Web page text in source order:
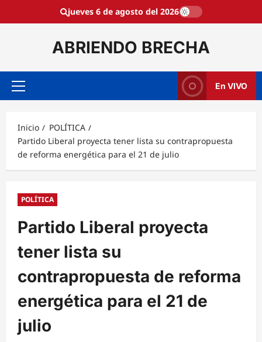
jueves 6 de agosto del 2026
ABRIENDO BRECHA
Menú
En VIVO
Inicio
POLÍTICA
Partido Liberal proyecta tener lista su contrapropuesta
de reforma energética para el 21 de julio
POLÍTICA
Partido Liberal proyecta
tener lista su
contrapropuesta de reforma
energética para el 21 de
julio